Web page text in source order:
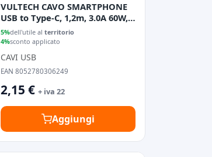
VULTECH CAVO SMARTPHONE
USB to Type-C, 1,2m, 3.0A 60W,
NERO
5%dell'utile al territorio
4%sconto applicato
CAVI USB
EAN 8052780306249
2,15 € + iva 22
Aggiungi